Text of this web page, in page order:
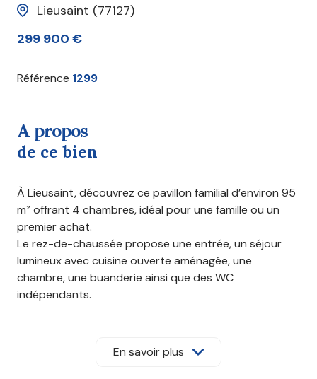
Lieusaint (77127)
299 900 €
Référence 1299
a propos
de ce bien
À Lieusaint, découvrez ce pavillon familial d’environ 95
m² offrant 4 chambres, idéal pour une famille ou un
premier achat.
Le rez-de-chaussée propose une entrée, un séjour
lumineux avec cuisine ouverte aménagée, une
chambre, une buanderie ainsi que des WC
indépendants.
entièrement rénovée en 2025.
La maison a bénéficié de plusieurs améliorations
En savoir plus